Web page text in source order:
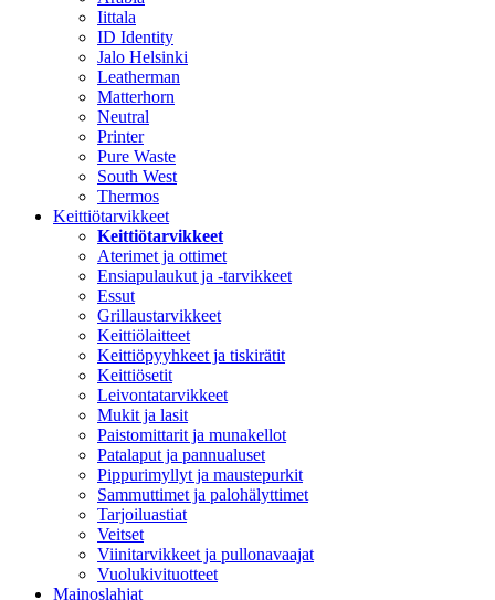
Iittala
ID Identity
Jalo Helsinki
Leatherman
Matterhorn
Neutral
Printer
Pure Waste
South West
Thermos
Keittiötarvikkeet
Keittiötarvikkeet
Aterimet ja ottimet
Ensiapulaukut ja -tarvikkeet
Essut
Grillaustarvikkeet
Keittiölaitteet
Keittiöpyyhkeet ja tiskirätit
Keittiösetit
Leivontatarvikkeet
Mukit ja lasit
Paistomittarit ja munakellot
Patalaput ja pannualuset
Pippurimyllyt ja maustepurkit
Sammuttimet ja palohälyttimet
Tarjoiluastiat
Veitset
Viinitarvikkeet ja pullonavaajat
Vuolukivituotteet
Mainoslahjat